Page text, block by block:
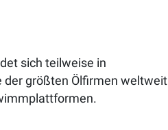
sich teilweise in
der größten Ölfirmen weltweit